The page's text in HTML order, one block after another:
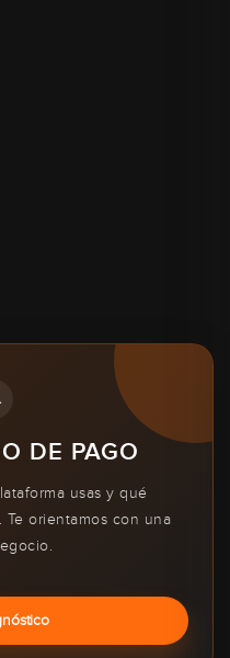
DE PAGO
usas y qué
orientamos con una